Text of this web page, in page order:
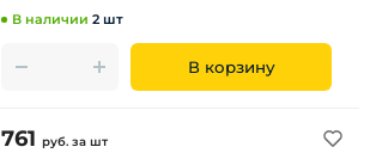
В наличии 2 шт
В корзину
761 руб. за шт